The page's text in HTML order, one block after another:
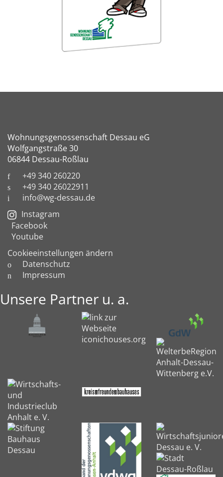
Wohnungsgenossenschaft Dessau eG
Wolfgangstraße 30
06844 Dessau-Roßlau
+49 340 260220
+49 340 26022911
info@wg-dessau.de
Instagram
Facebook
Youtube
Cookieeinstellungen ändern
Datenschutz
Impressum
Unsere Partner u. a.